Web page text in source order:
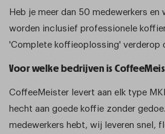
Heb je meer dan 50 medewerkers
worden inclusief professionele
'Complete koffieoplossing' verderop
Voor welke bedrijven is
CoffeeMeister levert aan elk type
hecht aan goede koffie zonder
medewerkers hebt, wij leveren snel,